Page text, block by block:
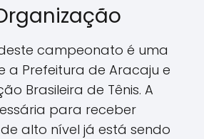
campeonato é uma
a Prefeitura de Aracaju e
Brasileira de Tênis. A
para receber
alto nível já está sendo